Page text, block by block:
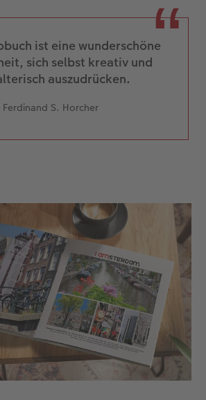
ist eine wunderschöne
sich selbst kreativ und
auszudrücken.
Ferdinand S. Horcher